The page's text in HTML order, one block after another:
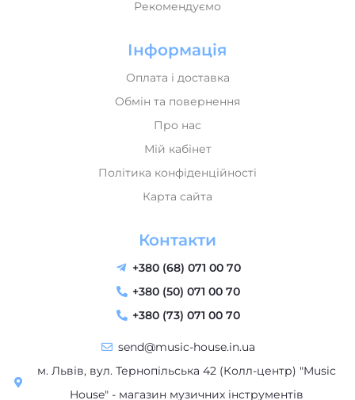
Інформація
Обмін та повернення
Про нас
Мій кабінет
Політика конфіденційності
Карта сайта
Контакти
+380 (73) 071 00 70
send@music-house.in.ua
House" - магазин музичних інструментів
Пн-Пт: 09:30–18:30